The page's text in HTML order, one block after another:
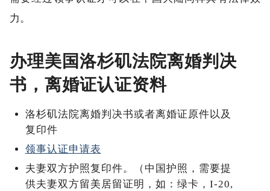
力。
办理美国洛杉矶法院离婚判决
书，离婚证认证资料
洛杉矶法院离婚判决书或者离婚证原件以及
复印件
领事认证申请表
夫妻双方护照复印件。（中国护照，需要提
供夫妻双方留美居留证明，如：绿卡，I-20,